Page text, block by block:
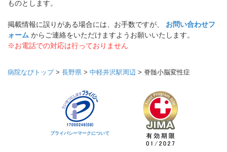
ものとします。
掲載情報に誤りがある場合には、お手数ですが、 お問い合わせフ
ォーム からご連絡をいただけますようお願いいたします。
※お電話での対応は行っておりません
病院なびトップ> 長野県 > 中軽井沢駅周辺 > 脊髄小脳変性症
プライバシーマークについて